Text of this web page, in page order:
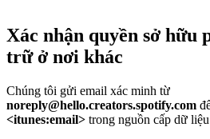
Xác nhận quyền sở hữu
trữ ở nơi khác
Chúng tôi gửi email xác minh từ
noreply@hello.creators.spotify.com
<itunes:email> trong nguồn cấp dữ